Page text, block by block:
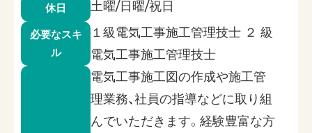
休日 土曜/日曜/祝日
必要なスキ
ル
１級電気工事施工管理技士 ２ 級
電気工事施工管理技士
電気工事施工図の作成や施工管
理業務、社員の指導などに取り組
んでいただきます。経験豊富な方